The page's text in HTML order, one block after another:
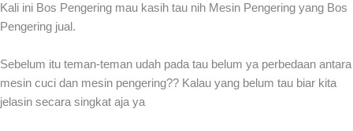
Kali ini Bos Pengering mau kasih tau nih Mesin Pengering yang Bos
Pengering jual.
Sebelum itu teman-teman udah pada tau belum ya perbedaan antara
mesin cuci dan mesin pengering?? Kalau yang belum tau biar kita
jelasin secara singkat aja ya